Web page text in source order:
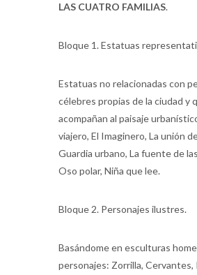
LAS CUATRO FAMILIAS.
Bloque 1. Estatuas
Estatuas no relacionadas con
célebres propias de la ciudad y
acompañan al paisaje
viajero, El Imaginero, La unión
Guardia urbano, La fuente de
Oso polar, Niña que lee.
Bloque 2. Personajes ilustres.
Basándome en esculturas
personajes: Zorrilla, Cervantes,